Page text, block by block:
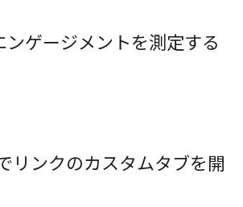
ンゲージメントを測定する
リンクのカスタムタブを開